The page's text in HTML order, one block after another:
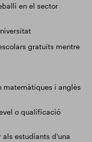
en el sector
gratuïts mentre
matemàtiques i anglès
o qualificació
estudiants d'una